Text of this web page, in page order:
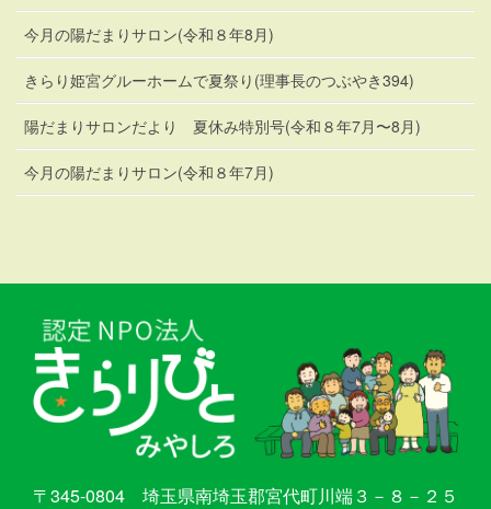
今月の陽だまりサロン(令和８年8月)
きらり姫宮グルーホームで夏祭り(理事長のつぶやき394)
陽だまりサロンだより 夏休み特別号(令和８年7月〜8月)
今月の陽だまりサロン(令和８年7月)
〒345-0804 埼玉県南埼玉郡宮代町川端３－８－２５